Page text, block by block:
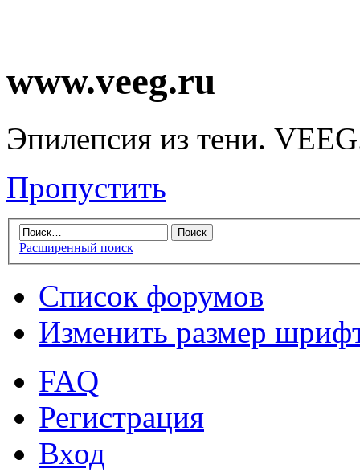
www.veeg.ru
Эпилепсия из тени.
Пропустить
Расширенный поиск
Список форумов
Изменить размер
FAQ
Регистрация
Вход